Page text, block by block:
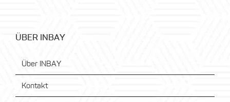
ÜBER INBAY
Über INBAY
Kontakt